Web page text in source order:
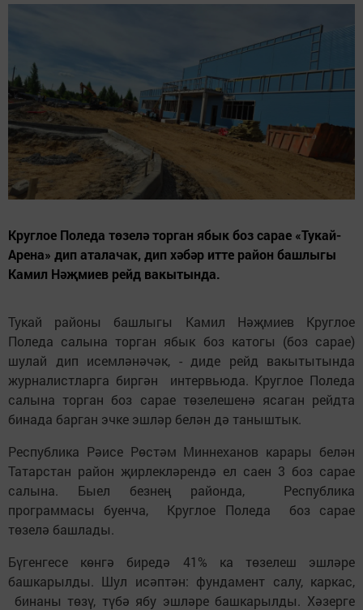
Круглое Поледа төзелә торган ябык боз сарае «Тукай-
Арена» дип аталачак, дип хәбәр итте район башлыгы
Камил Нәҗмиев рейд вакытында.
Тукай районы башлыгы Камил Нәҗмиев Круглое
Поледа салына торган ябык боз катогы (боз сарае)
шулай дип исемләнәчәк, - диде рейд вакытытында
журналистларга биргән интервьюда. Круглое Поледа
салына торган боз сарае төзелешенә ясаган рейдта
бинада барган эчке эшләр белән дә таныштык.
Республика Рәисе Рөстәм Миннеханов карары белән
Татарстан район җирлекләрендә ел саен 3 боз сарае
салына. Быел безнең районда, Республика
программасы буенча, Круглое Поледа боз сарае
төзелә башлады.
Бүгенгесе көнгә биредә 41% ка төзелеш эшләре
башкарылды. Шул исәптән: фундамент салу, каркас,
бинаны төзү, түбә ябу эшләре башкарылды. Хәзерге